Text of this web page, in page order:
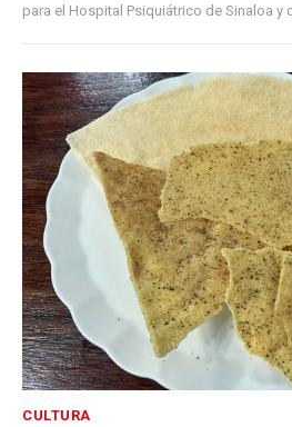
para el Hospital Psiquiátrico de Sinaloa y
CULTURA